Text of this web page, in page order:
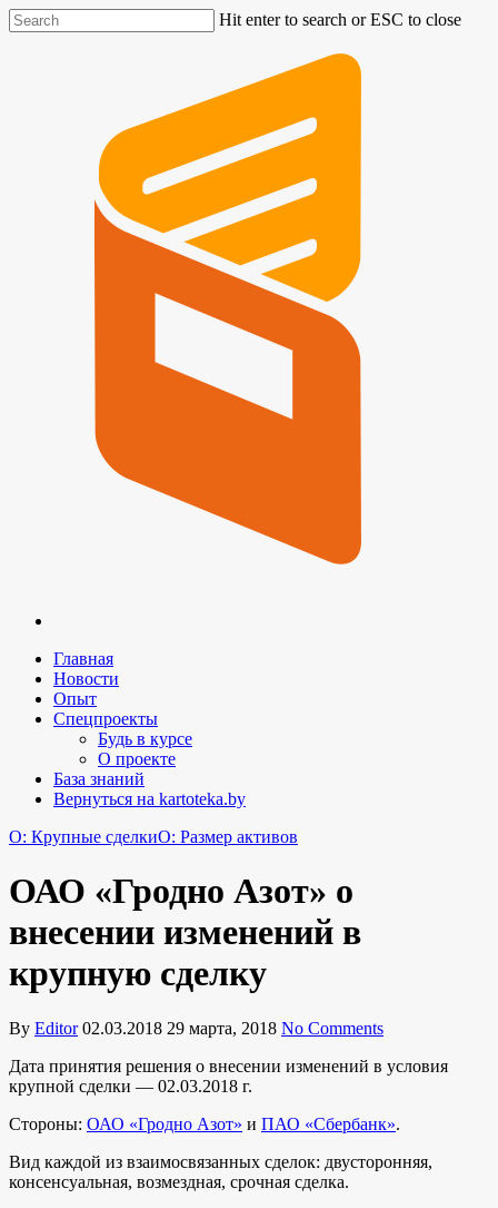
Hit enter to search or ESC to close
Главная
Новости
Опыт
Спецпроекты
Будь в курсе
О проекте
База знаний
Вернуться на kartoteka.by
O: Крупные сделкиO: Размер активов
ОАО «Гродно Азот» о
внесении изменений в
крупную сделку
By Editor 02.03.2018 29 марта, 2018 No Comments
Дата принятия решения о внесении изменений в условия
крупной сделки — 02.03.2018 г.
Стороны: ОАО «Гродно Азот» и ПАО «Сбербанк».
Вид каждой из взаимосвязанных сделок: двусторонняя,
консенсуальная, возмездная, срочная сделка.